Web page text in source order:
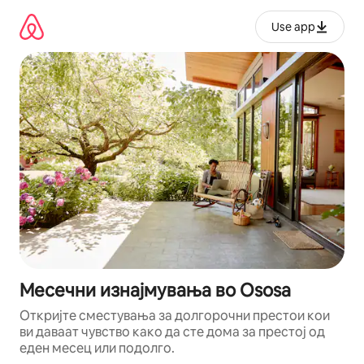
содржина
Use app
Месечни изнајмувања во Ososa
Откријте сместувања за долгорочни престои кои
ви даваат чувство како да сте дома за престој од
еден месец или подолго.